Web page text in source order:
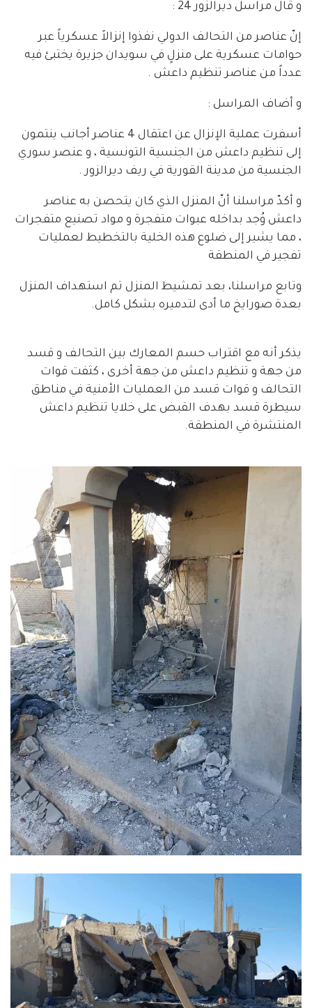
و قال مراسل ديرالزور 24 :
إنّ عناصر من التحالف الدولي نفذوا إنزالاً عسكرياً عبر
حوامات عسكرية على منزلٍ في سويدان جزيرة يختبئ فيه
عدداً من عناصر تنظيم داعش .
و أضاف المراسل :
أسفرت عملية الإنزال عن اعتقال 4 عناصر أجانب ينتمون
إلى تنظيم داعش من الجنسية التونسية ، و عنصر سوري
الجنسية من مدينة القورية في ريف ديرالزور .
و أكدّ مراسلنا أنّ المنزل الذي كان يتحصن به عناصر
داعش وُجد بداخله عبوات متفجرة و مواد تصنيع متفجرات
، مما يشير إلى ضلوع هذه الخلية بالتخطيط لعمليات
تفجير في المنطقة
وتابع مراسلنا، بعد تمشيط المنزل تم استهداف المنزل
بعدة صورايخ ما أدى لتدميره بشكل كامل.
يذكر أنه مع اقتراب حسم المعارك بين التحالف و قسد
من جهة و تنظيم داعش من جهة أخرى ، كثفت قوات
التحالف و قوات قسد من العمليات الأمنية في مناطق
سيطرة قسد بهدف القبض على خلايا تنظيم داعش
المنتشرة في المنطقة.